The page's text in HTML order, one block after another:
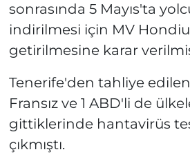
sonrasında 5 Mayıs'ta
indirilmesi için MV
getirilmesine karar
Tenerife'den tahliye
Fransız ve 1 ABD'li de
gittiklerinde hantavirüs
çıkmıştı.